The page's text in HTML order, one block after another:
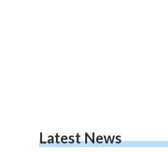
Latest News